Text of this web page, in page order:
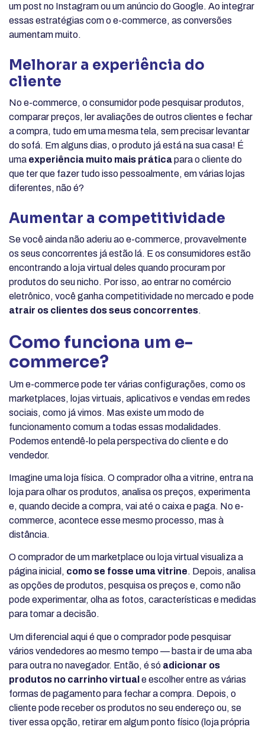
um post no Instagram ou um anúncio do Google. Ao integrar
essas estratégias com o e-commerce, as conversões
aumentam muito.
Melhorar a experiência do
cliente
No e-commerce, o consumidor pode pesquisar produtos,
comparar preços, ler avaliações de outros clientes e fechar
a compra, tudo em uma mesma tela, sem precisar levantar
do sofá. Em alguns dias, o produto já está na sua casa! É
uma experiência muito mais práticapara o cliente do
que ter que fazer tudo isso pessoalmente, em várias lojas
diferentes, não é?
Aumentar a competitividade
Se você ainda não aderiu ao e-commerce, provavelmente
os seus concorrentes já estão lá. E os consumidores estão
encontrando a loja virtual deles quando procuram por
produtos do seu nicho. Por isso, ao entrar no comércio
eletrônico, você ganha competitividade no mercado e pode
atrair os clientes dos seus concorrentes.
Como funciona um e-
commerce?
Um e-commerce pode ter várias configurações, como os
marketplaces, lojas virtuais, aplicativos e vendas em redes
sociais, como já vimos. Mas existe um modo de
funcionamento comum a todas essas modalidades.
Podemos entendê-lo pela perspectiva do cliente e do
vendedor.
Imagine uma loja física. O comprador olha a vitrine, entra na
loja para olhar os produtos, analisa os preços, experimenta
e, quando decide a compra, vai até o caixa e paga. No e-
commerce, acontece esse mesmo processo, mas à
distância.
O comprador de um marketplace ou loja virtual visualiza a
página inicial, como se fosse uma vitrine. Depois, analisa
as opções de produtos, pesquisa os preços e, como não
pode experimentar, olha as fotos, características e medidas
para tomar a decisão.
Um diferencial aqui é que o comprador pode pesquisar
vários vendedores ao mesmo tempo — basta ir de uma aba
para outra no navegador. Então, é só adicionar os
produtos no carrinho virtual e escolher entre as várias
formas de pagamento para fechar a compra. Depois, o
cliente pode receber os produtos no seu endereço ou, se
tiver essa opção, retirar em algum ponto físico (loja própria